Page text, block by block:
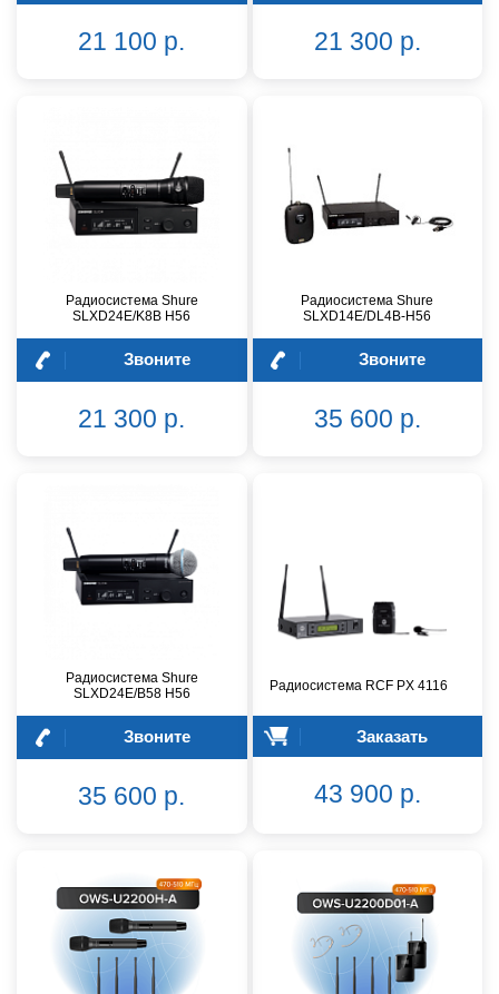
21 100 р. 21 300 р.
Радиосистема Shure
SLXD24E/K8B H56
Звоните
21 300 р.
Радиосистема Shure
SLXD14E/DL4B-H56
Звоните
35 600 р.
Радиосистема Shure
SLXD24E/B58 H56
Звоните
35 600 р.
Радиосистема RCF PX 4116
Заказать
43 900 р.